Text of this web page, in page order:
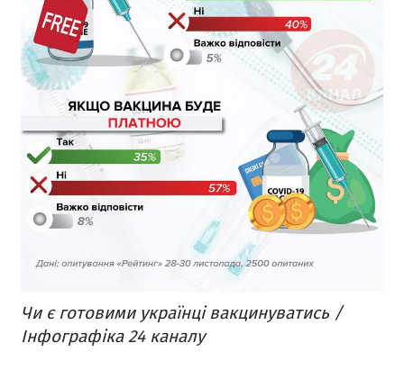
Чи є готовими українці вакцинуватись /
Інфографіка 24 каналу